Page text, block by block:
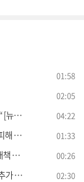
01:58
02:05
맥] 04:22
상" 01:33
" 00:26
축 02:30